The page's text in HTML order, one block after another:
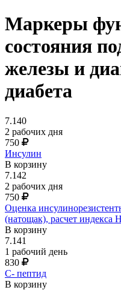
Маркеры
состояния
железы и
диабета
7.140
2 рабочих дня
750
Инсулин
В корзину
7.142
2 рабочих дня
750
Оценка
(натощак), расчет индекса
В корзину
7.141
1 рабочий день
830
С- пептид
В корзину